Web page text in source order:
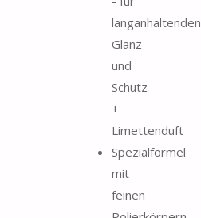
langanhaltenden
Glanz
und
Schutz
+
Limettenduft
Spezialformel
mit
feinen